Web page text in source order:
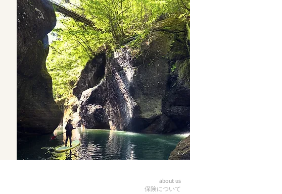
about us
保険について